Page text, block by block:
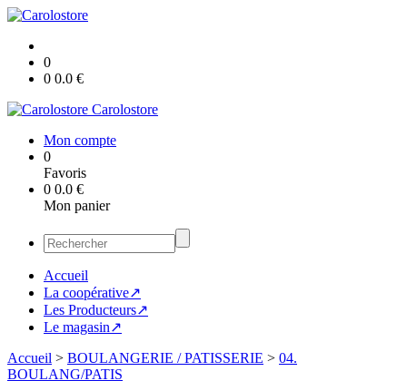
0
0 0.0 €
Carolostore
Mon compte
0
Favoris
0 0.0 €
Mon panier
Accueil
La coopérative↗
Les Producteurs↗
Le magasin↗
Accueil > BOULANGERIE / PATISSERIE > 04.
BOULANG/PATIS